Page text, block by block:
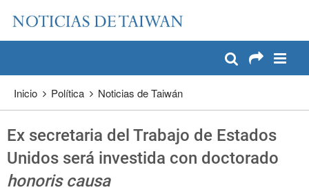
Pase a contenido principal
Inicio Política Noticias de Taiwán
Ex secretaria del Trabajo de Estados
Unidos será investida con doctorado
honoris causa